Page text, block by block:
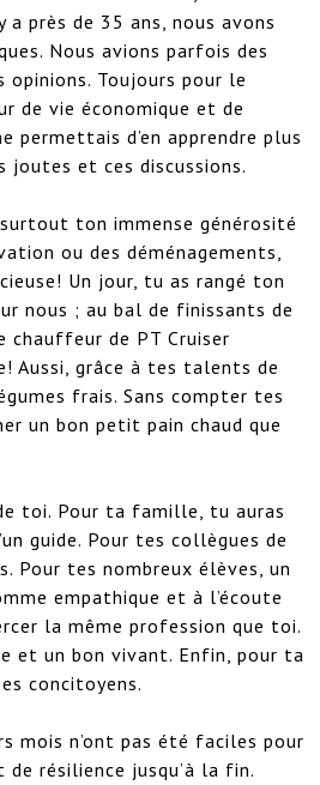
près de 35 ans, nous avons
Nous avions parfois des
Toujours pour le
de vie économique et de
permettais d’en apprendre plus
joutes et ces discussions.
ton immense générosité
ou des déménagements,
Un jour, tu as rangé ton
nous ; au bal de finissants de
de PT Cruiser
Aussi, grâce à tes talents de
frais. Sans compter tes
un bon petit pain chaud que
toi. Pour ta famille, tu auras
guide. Pour tes collègues de
Pour tes nombreux élèves, un
empathique et à l’écoute
la même profession que toi.
et un bon vivant. Enfin, pour ta
concitoyens.
mois n’ont pas été faciles pour
résilience jusqu’à la fin.